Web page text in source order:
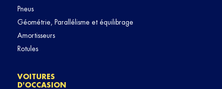
Pneus
Géométrie, Parallélisme et équilibrage
Amortisseurs
Rotules
VOITURES
D'OCCASION